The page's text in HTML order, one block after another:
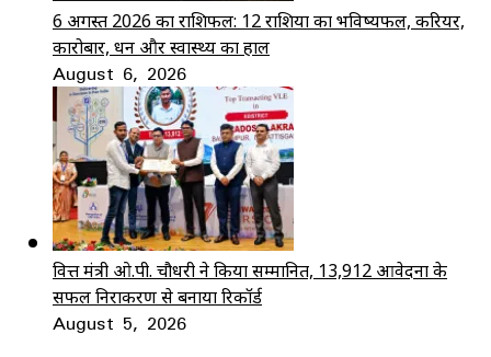
6 अगस्त 2026 का राशिफल: 12 राशियों का भविष्यफल, करियर,
कारोबार, धन और स्वास्थ्य का हाल
August 6, 2026
वित्त मंत्री ओ.पी. चौधरी ने किया सम्मानित, 13,912 आवेदनों के
सफल निराकरण से बनाया रिकॉर्ड
August 5, 2026